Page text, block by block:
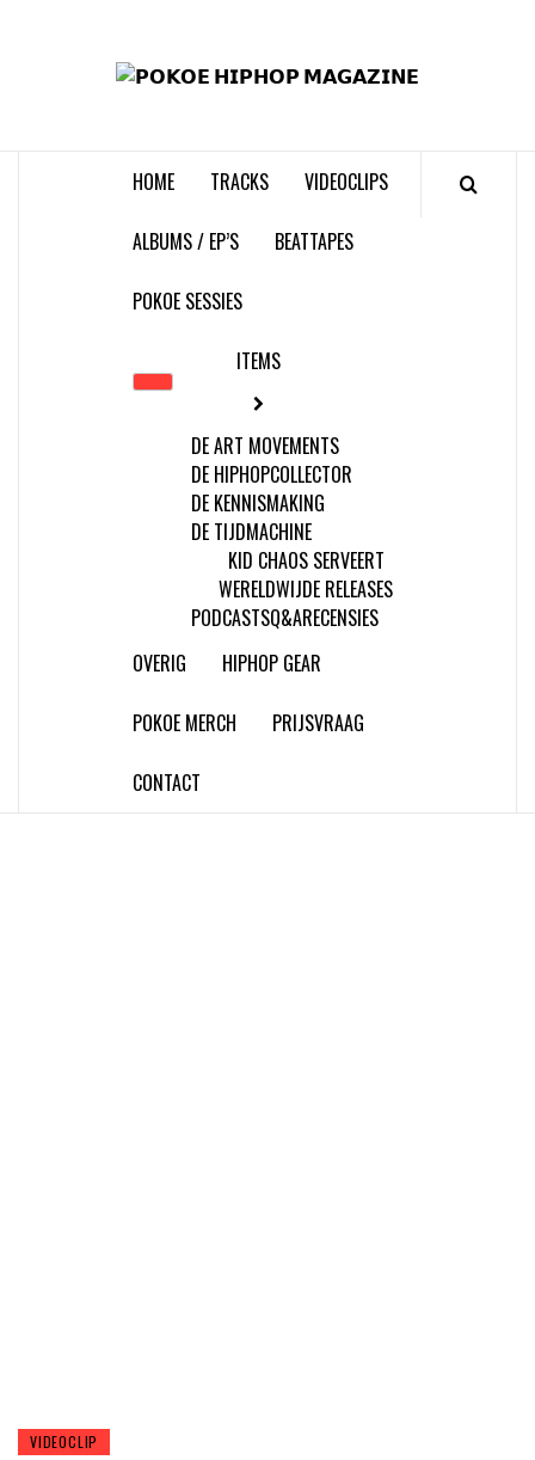
HOME TRACKS VIDEOCLIPS
ALBUMS / EP’S BEATTAPES
POKOE SESSIES
ITEMS
DE ART MOVEMENTS
DE HIPHOPCOLLECTOR
DE KENNISMAKING
DE TIJDMACHINE
KID CHAOS SERVEERT
WERELDWIJDE RELEASES
PODCASTSQ&ARECENSIES
OVERIG
HIPHOP GEAR
POKOE MERCH PRIJSVRAAG
CONTACT
VIDEOCLIP